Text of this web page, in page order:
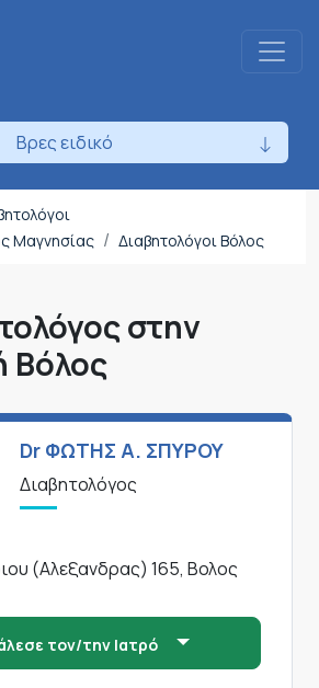
Βρες ειδικό
Μαγνησίας
Διαβητολόγοι Βόλος
στην
Βόλος
Dr ΦΩΤΗΣ Α. ΣΠΥΡΟΥ
Διαβητολόγος
(Αλεξανδρας) 165, Βολος
τον/την Ιατρό